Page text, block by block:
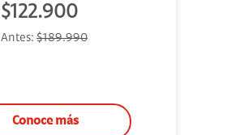
$122.900
Antes: $189.990
Conoce más